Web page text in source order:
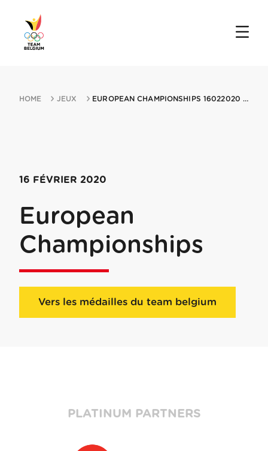
HOME JEUX EUROPEAN CHAMPIONSHIPS 16022020 SIGULDA
16 FÉVRIER 2020
European
Championships
Vers les médailles du team belgium
PLATINUM PARTNERS